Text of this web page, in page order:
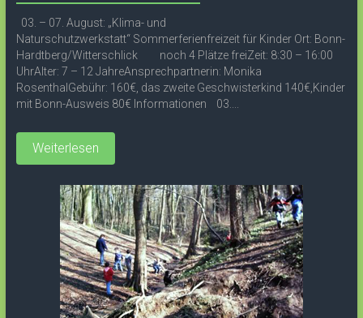
03. – 07. August: „Klima- und
Naturschutzwerkstatt“ Sommerferienfreizeit für Kinder Ort: Bonn-
Hardtberg/Witterschlick noch 4 Plätze freiZeit: 8:30 – 16:00
UhrAlter: 7 – 12 JahreAnsprechpartnerin: Monika
RosenthalGebühr: 160€, das zweite Geschwisterkind 140€,Kinder
mit Bonn-Ausweis 80€ Informationen 03....
Weiterlesen